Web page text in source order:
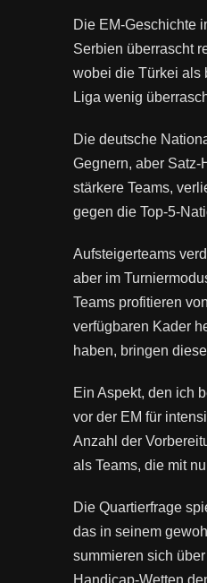
Die EM-Geschichte
Serbien überrascht
wobei die Türkei als
Liga wenig
Die deutsche
Gegnern, aber
stärkere Teams,
gegen die Top-5-
Aufsteigerteams
aber im
Teams profitieren
verfügbaren Kader
haben, bringen
Ein Aspekt, den ich
vor der EM für
Anzahl der
als Teams, die mit
Die Quartierfrage
das in seinem
summieren sich
Handicap-Wetten